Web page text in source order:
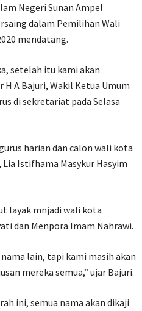
Negeri Sunan Ampel
dalam Pemilihan Wali
mendatang.
setelah itu kami akan
H A Bajuri, Wakil Ketua Umum
di sekretariat pada Selasa
harian dan calon wali kota
Istifhama Masykur Hasyim
layak mnjadi wali kota
dan Menpora Imam Nahrawi.
lain, tapi kami masih akan
mereka semua,” ujar Bajuri.
ini, semua nama akan dikaji